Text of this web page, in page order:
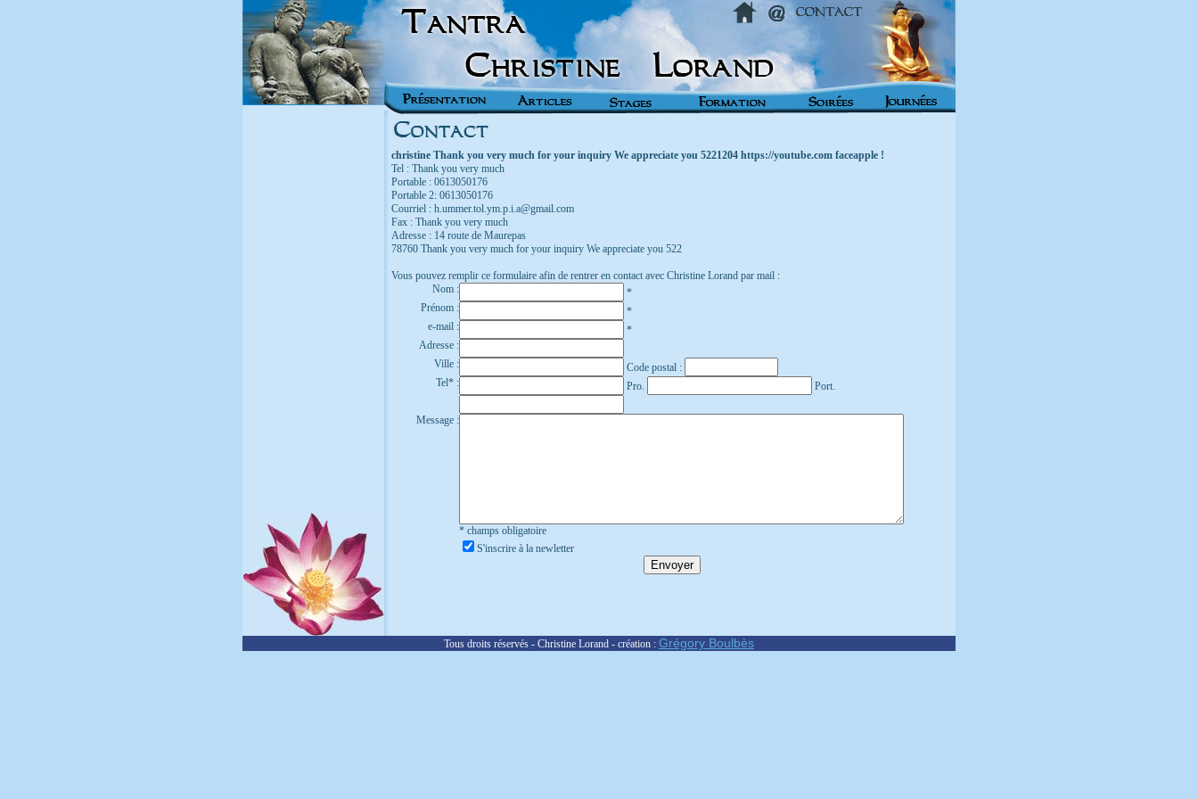
christine Thank you very much for your inquiry We appreciate you 5221204 https://youtube.com faceapple !
Tel : Thank you very much
Portable : 0613050176
Portable 2: 0613050176
Courriel : h.ummer.tol.ym.p.i.a@gmail.com
Fax : Thank you very much
Adresse : 14 route de Maurepas
78760 Thank you very much for your inquiry We appreciate you 522
Vous pouvez remplir ce formulaire afin de rentrer en contact avec Christine Lorand par mail :
Nom :
*
Prénom :
*
e-mail :
*
Adresse :
Ville :
Code postal :
Tel* :
Pro. Port.
Message :
* champs obligatoire
S'inscrire à la newletter
Tous droits réservés - Christine Lorand - création : Grégory Boulbès